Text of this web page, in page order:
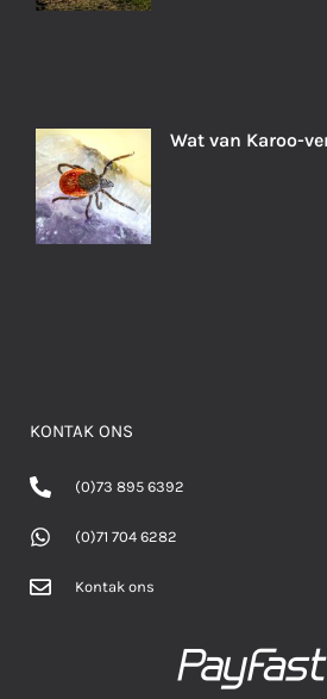
Wat van Karoo-
KONTAK ONS
(0)73 895 6392
(0)71 704 6282
Kontak ons